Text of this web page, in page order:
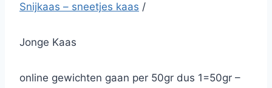
Snijkaas – sneetjes kaas /
Jonge Kaas
online gewichten gaan per 50gr dus 1=50gr –